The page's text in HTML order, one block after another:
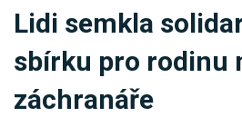
KRIMI
SPORT
KULTURA
Lidi semkla
sbírku pro rodinu
záchranáře